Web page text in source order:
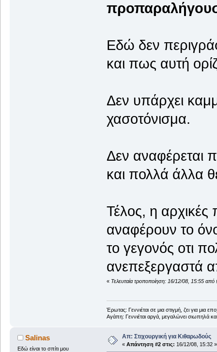
Εδώ δεν
και πως αυτή
Δεν υπάρχει
χασοτόνισμα.
Δεν αναφέρεται
και πολλά άλλα
Τέλος, η
αναφέρουν το
το γεγονός οτι
ανεπεξεργαστά
« Τελευταία τροποποίηση: 16/12/08, 15:55 από
Έρωτας: Γεννιέται σε μια στιγμή, ζει για μια
Αγάπη: Γεννιέται αργά, μεγαλώνει σιωπηλά
Salinas
Εδώ είναι το σπίτι μου
Απ: Στιχουργική για Κιθαρωδούς
« Απάντηση #2 στις: 16/12/08, 15:32 »